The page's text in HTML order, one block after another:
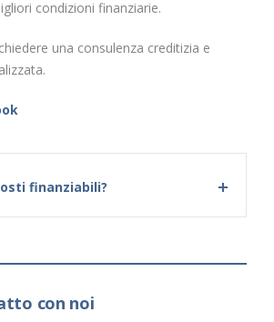
condizioni finanziarie.
una consulenza creditizia e
finanziabili?
con noi